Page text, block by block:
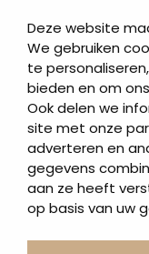
Deze website
We gebruiken
te
bieden en om
Ook delen we
site met onze
adverteren en
gegevens
aan ze heeft
op basis van uw
Letterplaten
Grafzerken kopen
Direct naar
Grafstenen
As artikelen